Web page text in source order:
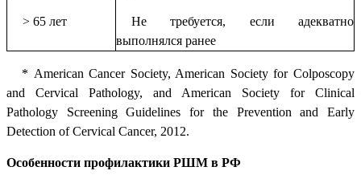
> 65 лет
Не требуется, если адекватно
выполнялся ранее
* American Cancer Society, American Society for Colposcopy
and Cervical Pathology, and American Society for Clinical
Pathology Screening Guidelines for the Prevention and Early
Detection of Cervical Cancer, 2012.
Особенности профилактики РШМ в РФ